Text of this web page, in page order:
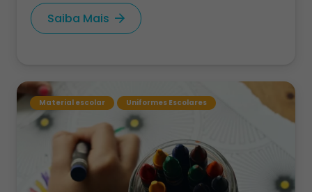
Saiba Mais
Material escolar Uniformes Escolares